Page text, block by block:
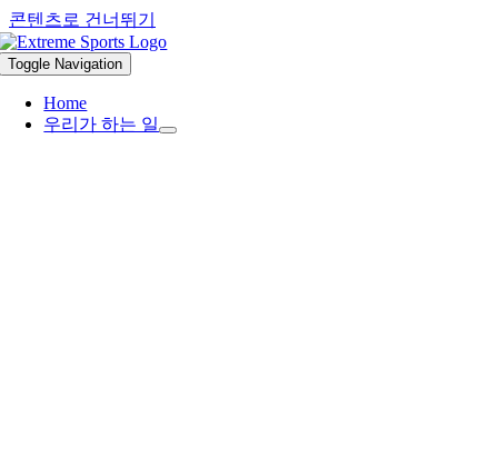
콘텐츠로 건너뛰기
Toggle Navigation
Home
우리가 하는 일